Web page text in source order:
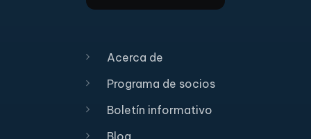
Acerca de
Programa de socios
Boletín informativo
Blog